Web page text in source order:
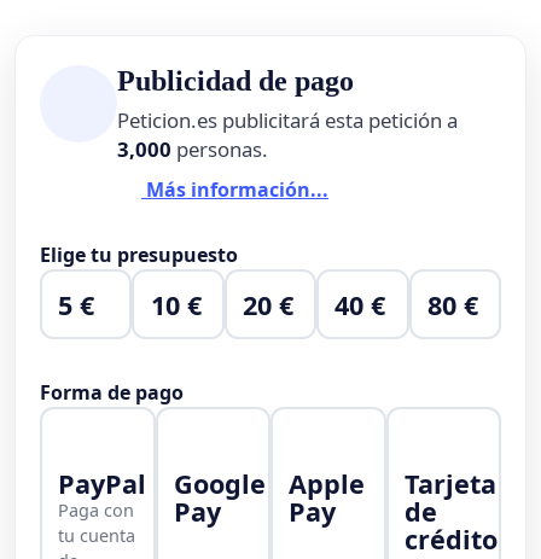
Publicidad de pago
Peticion.es publicitará esta petición a
3,000 personas.
Más información...
Elige tu presupuesto
5 € 10 € 20 € 40 € 80 €
Forma de pago
PayPal
Paga con
tu cuenta
Google
Pay
Apple
Pay
Tarjeta
de
crédito